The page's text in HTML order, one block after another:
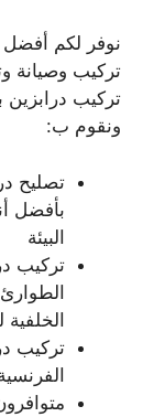
نوفر لكم أفضل
تركيب وصيانة
تركيب درابزين
ونقوم ب:
تصليح
بأفضل
البيئة
تركيب
الخلفية
تركيب